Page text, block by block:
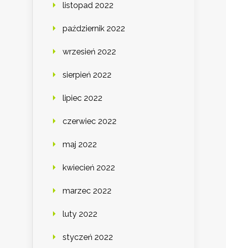
listopad 2022
październik 2022
wrzesień 2022
sierpień 2022
lipiec 2022
czerwiec 2022
maj 2022
kwiecień 2022
marzec 2022
luty 2022
styczeń 2022